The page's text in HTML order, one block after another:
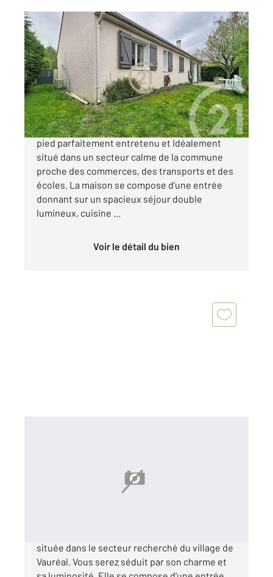
VAUREAL 95
120 m
, 6 pièces
Ref : 2243
Maison à vendre
430 000 €
VAUREAL - Découvrez ce magnifique plain-
pied parfaitement entretenu et Idéalement
situé dans un secteur calme de la commune
proche des commerces, des transports et des
écoles. La maison se compose d'une entrée
donnant sur un spacieux séjour double
lumineux, cuisine ...
Voir le détail du bien
349 900 €
située dans le secteur recherché du village de
Vauréal. Vous serez séduit par son charme et